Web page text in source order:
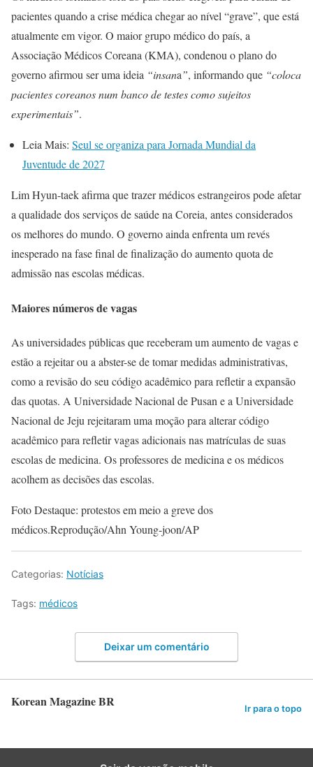
pacientes quando a crise médica chegar ao nível “grave”, que está
atualmente em vigor. O maior grupo médico do país, a
Associação Médicos Coreana (KMA), condenou o plano do
governo afirmou ser uma ideia “insana”, informando que “coloca
pacientes coreanos num banco de testes como sujeitos
experimentais”.
Leia Mais: Seul se organiza para Jornada Mundial da
Juventude de 2027
Lim Hyun-taek afirma que trazer médicos estrangeiros pode afetar
a qualidade dos serviços de saúde na Coreia, antes considerados
os melhores do mundo. O governo ainda enfrenta um revés
inesperado na fase final de finalização do aumento quota de
admissão nas escolas médicas.
Maiores números de vagas
As universidades públicas que receberam um aumento de vagas e
estão a rejeitar ou a abster-se de tomar medidas administrativas,
como a revisão do seu código acadêmico para refletir a expansão
das quotas. A Universidade Nacional de Pusan e a Universidade
Nacional de Jeju rejeitaram uma moção para alterar código
acadêmico para refletir vagas adicionais nas matrículas de suas
escolas de medicina. Os professores de medicina e os médicos
acolhem as decisões das escolas.
Foto Destaque: protestos em meio a greve dos
médicos.Reprodução/Ahn Young-joon/AP
Categorias: Notícias
Tags: médicos
Deixar um comentário
Korean Magazine BR Ir para o topo